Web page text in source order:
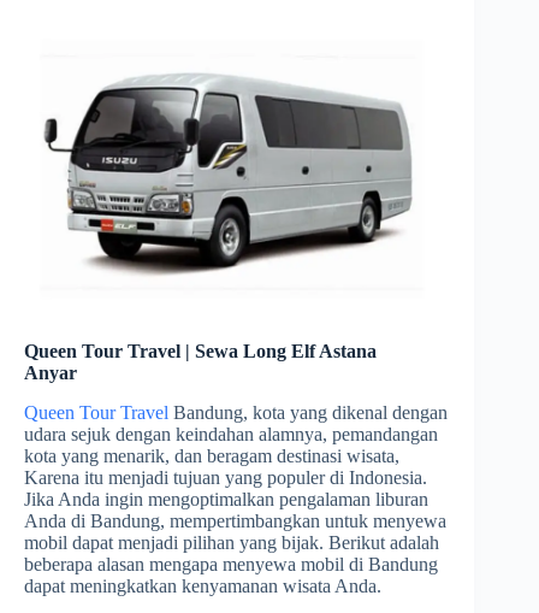
Queen Tour Travel | Sewa Long Elf Astana
Anyar
Queen Tour Travel Bandung, kota yang dikenal dengan
udara sejuk dengan keindahan alamnya, pemandangan
kota yang menarik, dan beragam destinasi wisata,
Karena itu menjadi tujuan yang populer di Indonesia.
Jika Anda ingin mengoptimalkan pengalaman liburan
Anda di Bandung, mempertimbangkan untuk menyewa
mobil dapat menjadi pilihan yang bijak. Berikut adalah
beberapa alasan mengapa menyewa mobil di Bandung
dapat meningkatkan kenyamanan wisata Anda.